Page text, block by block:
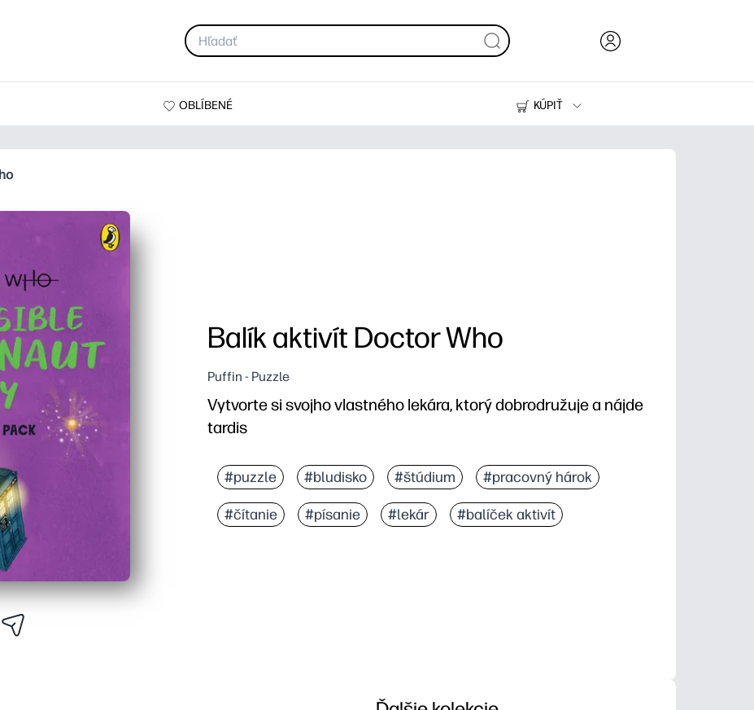
OBLÍBENÉ
KÚPIŤ
Tlačiarne
Balík aktivít Doctor Who
Puffin - Puzzle
Vytvorte si svojho vlastného lekára, ktorý dobrodružuje a nájde
tardis
#puzzle #bludisko #štúdium #pracovný hárok
#čítanie #písanie #lekár #balíček aktivít